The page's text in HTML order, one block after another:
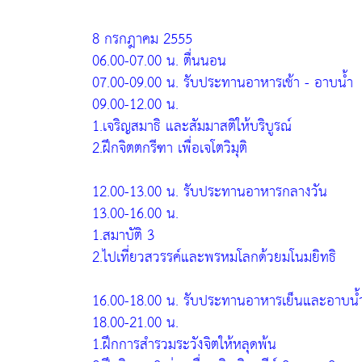
8 กรกฎาคม 2555
06.00-07.00 น. ตื่นนอน
07.00-09.00 น. รับประทานอาหารเช้า - อาบน้ำ
09.00-12.00 น.
1.เจริญสมาธิ และสัมมาสติให้บริบูรณ์
2.ฝึกจิตตกรีฑา เพื่อเจโตวิมุติ
12.00-13.00 น. รับประทานอาหารกลางวัน
13.00-16.00 น.
1.สมาบัติ 3
2.ไปเที่ยวสวรรค์และพรหมโลกด้วยมโนมยิทธิ
16.00-18.00 น. รับประทานอาหารเย็นและอาบ
18.00-21.00 น.
1.ฝึกการสำรวมระวังจิตให้หลุดพ้น